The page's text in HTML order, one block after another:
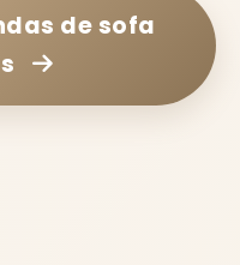
de sofa